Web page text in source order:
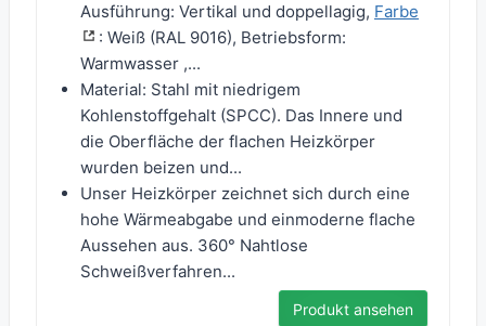
Ausführung: Vertikal und doppellagig, Farbe
: Weiß (RAL 9016), Betriebsform:
Warmwasser ,...
Material: Stahl mit niedrigem
Kohlenstoffgehalt (SPCC). Das Innere und
die Oberfläche der flachen Heizkörper
wurden beizen und...
Unser Heizkörper zeichnet sich durch eine
hohe Wärmeabgabe und einmoderne flache
Aussehen aus. 360° Nahtlose
Schweißverfahren...
Produkt ansehen